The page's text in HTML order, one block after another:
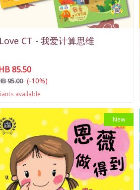
CT - 我爱计算思维
85.50
95.00 (-10%)
available
New